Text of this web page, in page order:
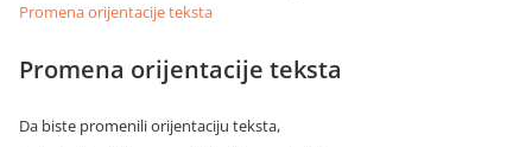
Promena orijentacije teksta
Promena orijentacije teksta
Da biste promenili orijentaciju teksta,